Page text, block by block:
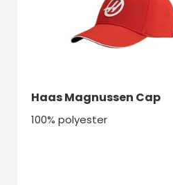
Haas Magnussen Cap
100% polyester